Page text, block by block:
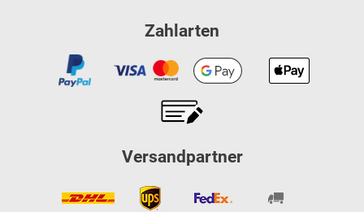
Zahlarten
Versandpartner